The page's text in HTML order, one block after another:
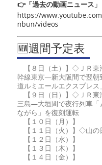
👉「過去の動画ニュース」
https://
nbun/videos
🆕週間予定表
【８日（土）】◇ＪＲ東
幹線東京―新大阪間で翌朝
道ルミエールエクスプレス
【９日（日）】◇ＪＲ東
三島―大垣間で夜行列車「
ながら」を復刻運転
【１０日（月）】
【１１日（火）】◇山の
【１２日（水）】
【１３日（木）】
【１４日（金）】